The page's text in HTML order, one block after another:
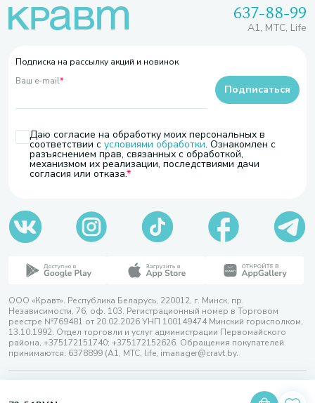
637-88-99
A1, МТС, Life
Подписка на рассылку акций и новинок
Ваш e-mail*
Даю согласие на обработку моих персональных в
соответствии с условиями обработки. Ознакомлен с
разъяснением прав, связанных с обработкой,
механизмом их реализации, последствиями дачи
согласия или отказа.
Подписаться
ООО «Кравт». Республика Беларусь, 220012, г. Минск, пр.
Независимости, 76, оф. 103. Регистрационный номер в Торговом
реестре №769481 от 20.02.2026 УНП 100149474 Минский горисполком,
13.10.1992. Отдел торговли и услуг администрации Первомайского
района, +375172151740; +375172152626. Обращения покупателей
принимаются: 6378899 (А1, МТС, life, imanager@cravt.by.